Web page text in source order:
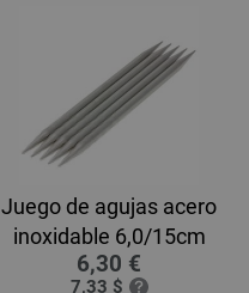
Juego de agujas acero
inoxidable 6,0/15cm
6,30 €
7,33 $